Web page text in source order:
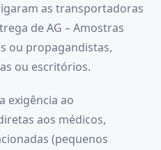
as transportadoras
de AG – Amostras
ou propagandistas,
ou escritórios.
exigência ao
aos médicos,
(pequenos